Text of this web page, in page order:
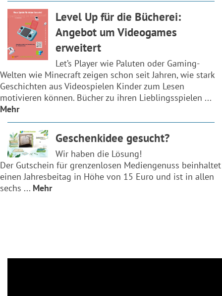
Level Up für die Bücherei:
Angebot um Videogames
erweitert
Let’s Player wie Paluten oder Gaming-
Welten wie Minecraft zeigen schon seit Jahren, wie stark
Geschichten aus Videospielen Kinder zum Lesen
motivieren können. Bücher zu ihren Lieblingsspielen ...
Mehr
Geschenkidee gesucht?
Wir haben die Lösung!
Der Gutschein für grenzenlosen Mediengenuss beinhaltet
einen Jahresbeitag in Höhe von 15 Euro und ist in allen
sechs ... Mehr